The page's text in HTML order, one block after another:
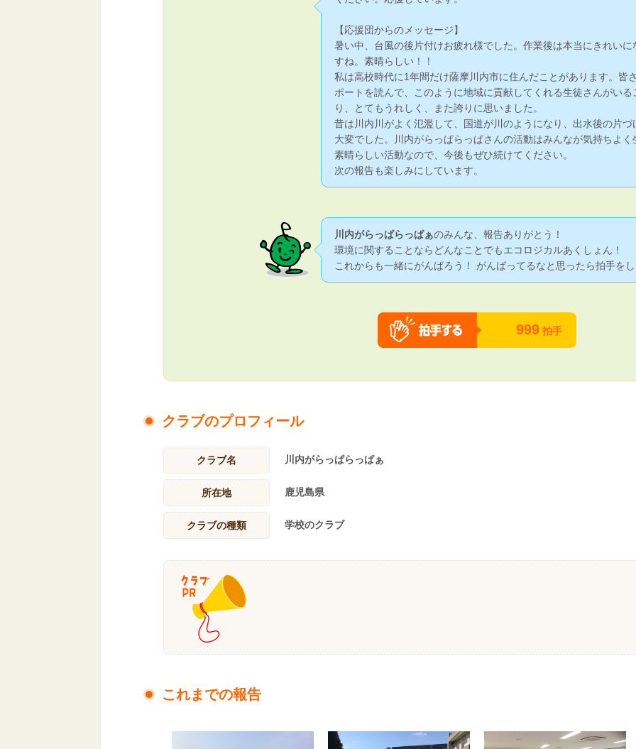
【応援団からのメッセージ】
暑い中、台風の後片付けお疲れ様でした。作業後は本当にきれいに
すね。素晴らしい！！
私は高校時代に1年間だけ薩摩川内市に住んだことがあります。皆
ポートを読んで、このように地域に貢献してくれる生徒さんがいる
り、とてもうれしく、また誇りに思いました。
昔は川内川がよく氾濫して、国道が川のようになり、出水後の片づ
大変でした。川内がらっぱらっぱさんの活動はみんなが気持ちよく
素晴らしい活動なので、今後もぜひ続けてください。
次の報告も楽しみにしています。
川内がらっぱらっぱぁのみんな、報告ありがとう！
環境に関することならどんなことでもエコロジカルあくしょん！
これからも一緒にがんばろう！ がんばってるなと思ったら拍手を
999 拍手
クラブのプロフィール
クラブ名 川内がらっぱらっぱぁ
所在地 鹿児島県
クラブの種類 学校のクラブ
これまでの報告